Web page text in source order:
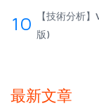
10
【技術分析
版)
最新文章